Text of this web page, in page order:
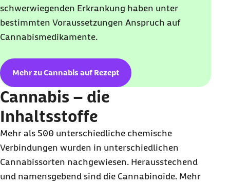
schwerwiegenden Erkrankung haben unter
bestimmten Voraussetzungen Anspruch auf
Cannabismedikamente.
Mehr zu Cannabis auf Rezept
Cannabis – die
Inhaltsstoffe
Mehr als 500 unterschiedliche chemische
Verbindungen wurden in unterschiedlichen
Cannabissorten nachgewiesen. Herausstechend
und namensgebend sind die Cannabinoide. Mehr